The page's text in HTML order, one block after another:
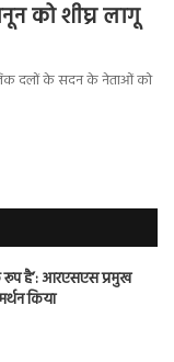
को शीघ्र लागू
दलों के सदन के नेताओं को
रूप है’: आरएसएस प्रमुख
किया